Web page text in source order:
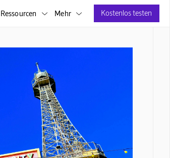
Ressourcen  Mehr  Kostenlos testen